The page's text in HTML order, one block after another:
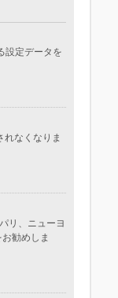
設定データを
なくなりま
リ、ニューヨ
勧めしま